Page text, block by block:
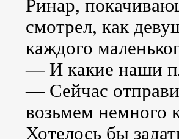
Ринар,
смотрел, как
каждого
— И какие наши
— Сейчас
возьмем немного
Хотелось бы